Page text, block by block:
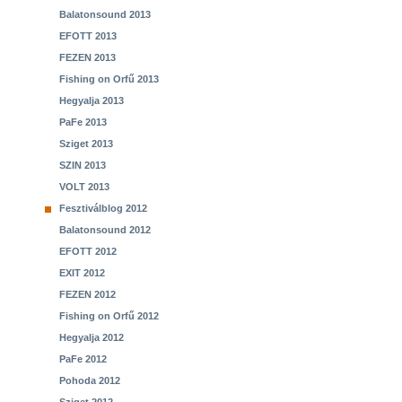
Balatonsound 2013
EFOTT 2013
FEZEN 2013
Fishing on Orfű 2013
Hegyalja 2013
PaFe 2013
Sziget 2013
SZIN 2013
VOLT 2013
Fesztiválblog 2012
Balatonsound 2012
EFOTT 2012
EXIT 2012
FEZEN 2012
Fishing on Orfű 2012
Hegyalja 2012
PaFe 2012
Pohoda 2012